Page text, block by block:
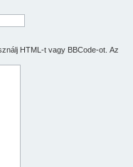
HTML-t vagy BBCode-ot. Az